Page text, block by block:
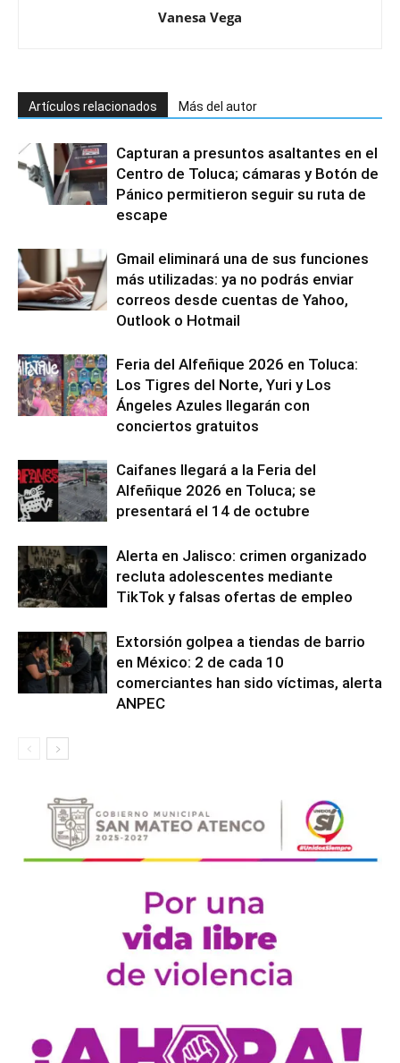
Vanesa Vega
Artículos relacionados Más del autor
Capturan a presuntos asaltantes en el
Centro de Toluca; cámaras y Botón de
Pánico permitieron seguir su ruta de
escape
Gmail eliminará una de sus funciones
más utilizadas: ya no podrás enviar
correos desde cuentas de Yahoo,
Outlook o Hotmail
Feria del Alfeñique 2026 en Toluca:
Los Tigres del Norte, Yuri y Los
Ángeles Azules llegarán con
conciertos gratuitos
Caifanes llegará a la Feria del
Alfeñique 2026 en Toluca; se
presentará el 14 de octubre
Alerta en Jalisco: crimen organizado
recluta adolescentes mediante
TikTok y falsas ofertas de empleo
Extorsión golpea a tiendas de barrio
en México: 2 de cada 10
comerciantes han sido víctimas, alerta
ANPEC